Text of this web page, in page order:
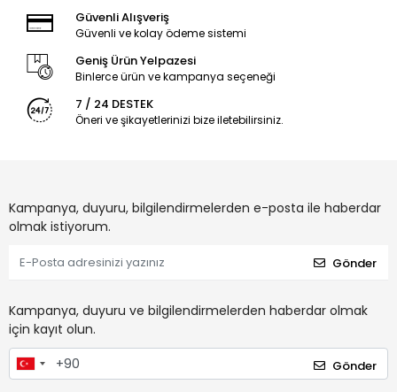
Güvenli Alışveriş
Güvenli ve kolay ödeme sistemi
Geniş Ürün Yelpazesi
Binlerce ürün ve kampanya seçeneği
7 / 24 DESTEK
Öneri ve şikayetlerinizi bize iletebilirsiniz.
Kampanya, duyuru, bilgilendirmelerden e-posta ile haberdar
olmak istiyorum.
Gönder
Kampanya, duyuru ve bilgilendirmelerden haberdar olmak
için kayıt olun.
Gönder